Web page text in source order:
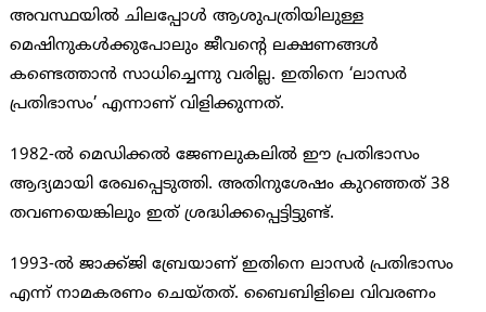
അവസ്ഥയില്‍ ചിലപ്പോള്‍ ആശുപത്രിയിലുള്ള
മെഷിനുകള്‍ക്കുപോലും ജീവന്റെ ലക്ഷണങ്ങള്‍
കണ്ടെത്താന്‍ സാധിച്ചെന്നു വരില്ല. ഇതിനെ ‘ലാസര്‍
പ്രതിഭാസം’ എന്നാണ് വിളിക്കുന്നത്.
1982-ല്‍ മെഡിക്കല്‍ ജേണലുകലില്‍ ഈ പ്രതിഭാസം
ആദ്യമായി രേഖപ്പെടുത്തി. അതിനുശേഷം കുറഞ്ഞത് 38
തവണയെങ്കിലും ഇത് ശ്രദ്ധിക്കപ്പെട്ടിട്ടുണ്ട്.
1993-ല്‍ ജാക്ക്ജി ബ്രേയാണ് ഇതിനെ ലാസര്‍ പ്രതിഭാസം
എന്ന് നാമകരണം ചെയ്തത്. ബൈബിളിലെ വിവരണം